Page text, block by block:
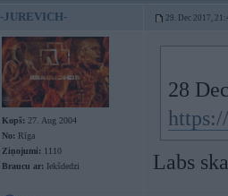
-JUREVICH- 29. Dec 2017,
Kopš: 27. Aug 2004
No: Rīga
Ziņojumi: 1110
Braucu ar: Iekšdedzi
28
Labs